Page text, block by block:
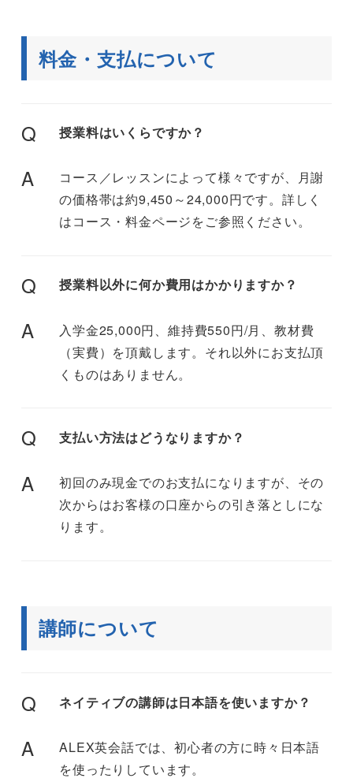
料金・支払について
Q 授業料はいくらですか？
A
コース／レッスンによって様々ですが、月謝
の価格帯は約9,450～24,000円です。詳しく
はコース・料金ページをご参照ください。
Q 授業料以外に何か費用はかかりますか？
A
入学金25,000円、維持費550円/月、教材費
（実費）を頂戴します。それ以外にお支払頂
くものはありません。
Q 支払い方法はどうなりますか？
A
初回のみ現金でのお支払になりますが、その
次からはお客様の口座からの引き落としにな
ります。
講師について
Q ネイティブの講師は日本語を使いますか？
A
ALEX英会話では、初心者の方に時々日本語
を使ったりしています。